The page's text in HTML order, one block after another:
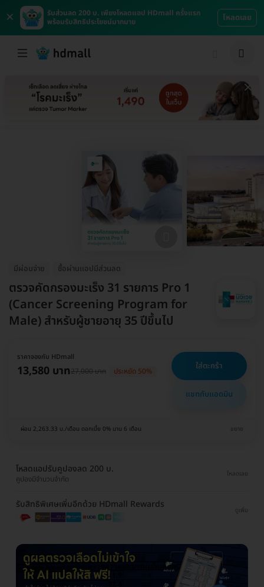
×
รับส่วนลด 200 บ. เพียงโหลดแอป HDmall ครั้งแรก
พร้อมรับสิทธิประโยชน์มากมาย
โหลดเลย
มีผ่อนจ่าย ซื้อผ่านเเอปมีส่วนลด
ตรวจคัดกรองมะเร็ง 31 รายการ Pro 1
(Cancer Screening Program for
Male) สำหรับผู้ชายอายุ 35 ปีขึ้นไป
ราคาจองกับ HDmall
13,580 บาท27,000 บาท ประหยัด 50% ใส่ตะกร้า
แชทกับแอดมิน
ผ่อน 2,263.33 บ./เดือน ดอกเบี้ย 0% นาน 6 เดือน ขยาย
โหลดแอปรับคูปองลด 200 บ.
คูปองมีจำนวนจำกัด
โหลดเลย
รับสิทธิพิเศษเพิ่มอีกด้วย HDmall Rewards
ดูเพิ่ม